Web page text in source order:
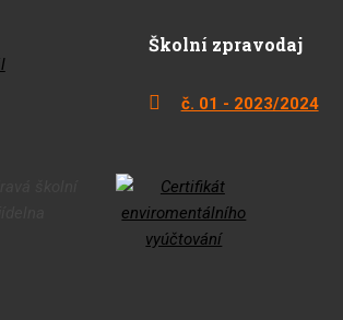
Školní zpravodaj
č. 01 - 2023/2024